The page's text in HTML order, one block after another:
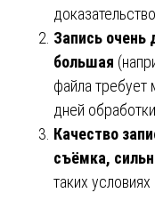
доказательство.
Запись очень
большая
файла требует
дней
Качество
съёмка,
таких